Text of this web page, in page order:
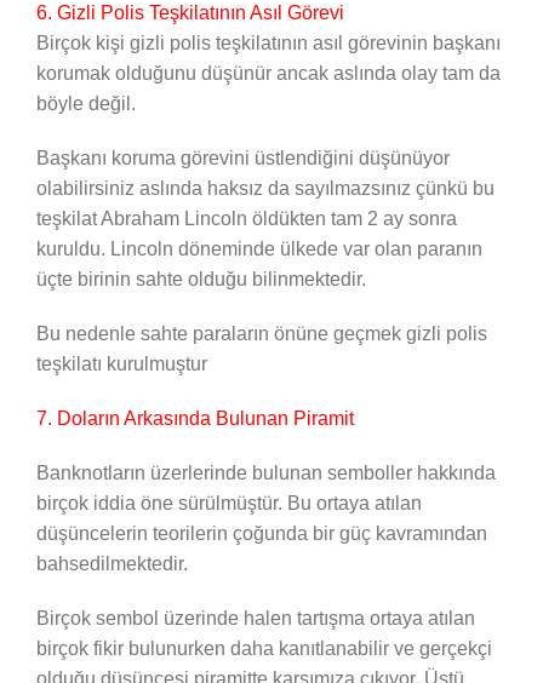
6. Gizli Polis Teşkilatının Asıl Görevi
Birçok kişi gizli polis teşkilatının asıl görevinin başkanı
korumak olduğunu düşünür ancak aslında olay tam da
böyle değil.
Başkanı koruma görevini üstlendiğini düşünüyor
olabilirsiniz aslında haksız da sayılmazsınız çünkü bu
teşkilat Abraham Lincoln öldükten tam 2 ay sonra
kuruldu. Lincoln döneminde ülkede var olan paranın
üçte birinin sahte olduğu bilinmektedir.
Bu nedenle sahte paraların önüne geçmek gizli polis
teşkilatı kurulmuştur
7. Doların Arkasında Bulunan Piramit
Banknotların üzerlerinde bulunan semboller hakkında
birçok iddia öne sürülmüştür. Bu ortaya atılan
düşüncelerin teorilerin çoğunda bir güç kavramından
bahsedilmektedir.
Birçok sembol üzerinde halen tartışma ortaya atılan
birçok fikir bulunurken daha kanıtlanabilir ve gerçekçi
olduğu düşüncesi piramitte karşımıza çıkıyor. Üstü